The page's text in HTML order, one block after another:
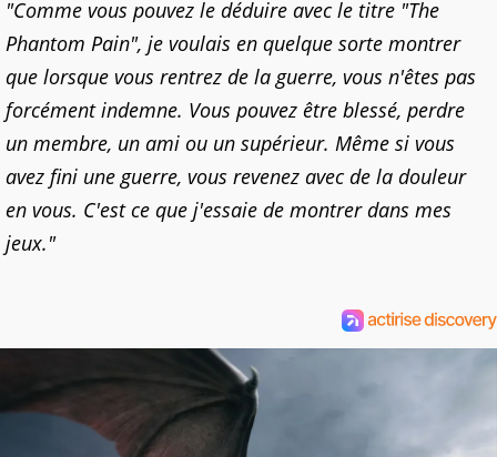
"Comme vous pouvez le déduire avec le titre "The
Phantom Pain", je voulais en quelque sorte montrer
que lorsque vous rentrez de la guerre, vous n'êtes pas
forcément indemne. Vous pouvez être blessé, perdre
un membre, un ami ou un supérieur. Même si vous
avez fini une guerre, vous revenez avec de la douleur
en vous. C'est ce que j'essaie de montrer dans mes
jeux."